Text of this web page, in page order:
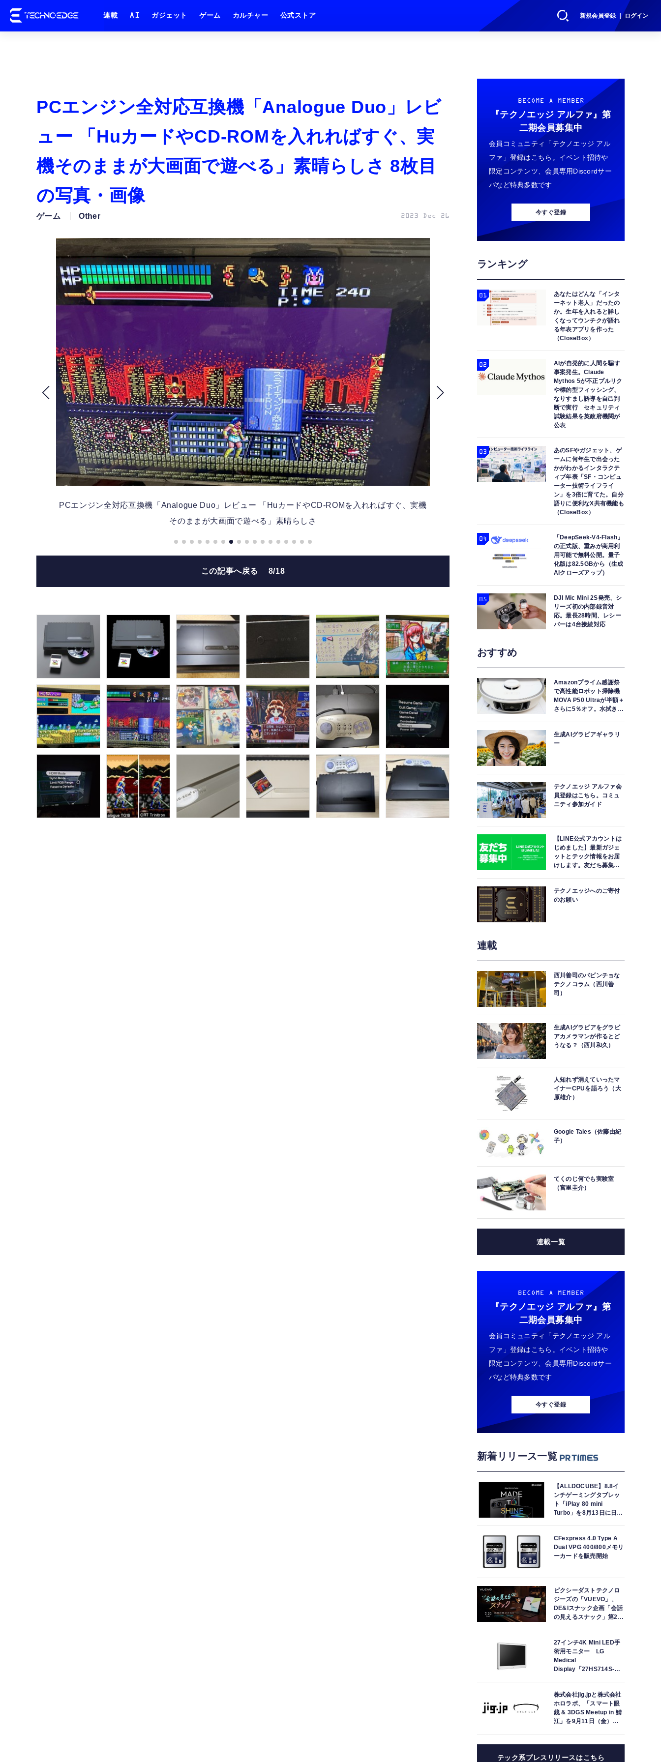
新規会員登録 ｜ ログイン
連載 AI ガジェット ゲーム カルチャー 公式ストア
PCエンジン全対応互換機「Analogue Duo」レビ
ュー 「HuカードやCD-ROMを入れればすぐ、実
機そのままが大画面で遊べる」素晴らしさ 8枚目
の写真・画像
ゲーム Other 2023 Dec 26
PCエンジン全対応互換機「Analogue Duo」レビュー 「HuカードやCD-ROMを入れればすぐ、実機
そのままが大画面で遊べる」素晴らしさ
PCエンジン全対応互換機「Analogue Duo」レビ
そのままが大画面で
この記事へ戻る 8/18
BECOME A MEMBER
『テクノエッジ アルファ』 第
二期会員募集中
会員コミュニティ「テクノエッジ アル
ファ」登録はこちら。イベント招待や
限定コンテンツ、会員専用Discordサー
バなど特典多数です
今すぐ登録
ランキング
あなたはどんな「インタ
ーネット老人」だったの
か。生年を入れると詳し
くなってウンチクが語れ
る年表アプリを作った
（CloseBox）
AIが自発的に人間を騙す
事案発生。Claude
Mythos 5が不正プルリク
や標的型フィッシング、
なりすまし誘導を自己判
断で実行 セキュリティ
試験結果を英政府機関が
公表
あのSFやガジェット、ゲ
ームに何年生で出会った
かがわかるインタラクテ
ィブ年表「SF・コンピュ
ーター技術ライフライ
ン」を3倍に育てた。自分
語りに便利なX共有機能も
（CloseBox）
「DeepSeek-V4-Flash」
の正式版、重みが商用利
用可能で無料公開。量子
化版は82.5GBから（生成
AIクローズアップ）
DJI Mic Mini 2S発売、シ
リーズ初の内部録音対
応。最長28時間、レシー
バーは4台接続対応
おすすめ
Amazonプライム感謝祭
で高性能ロボット掃除機
MOVA P50 Ultraが半額＋
さらに5％オフ。水拭きモ
生成AIグラビアギャラリ
ー
テクノエッジ アルファ会
員登録はこちら。コミュ
ニティ参加ガイド
【LINE公式アカウントは
じめました】最新ガジェ
ットとテック情報をお届
けします。友だち募集
テクノエッジへのご寄付
のお願い
連載
西川善司のバビンチョな
テクノコラム（西川善
司）
生成AIグラビアをグラビ
アカメラマンが作るとど
うなる？（西川和久）
人知れず消えていったマ
イナーCPUを語ろう（大
原雄介）
Google Tales（佐藤由紀
子）
てくのじ何でも実験室
（宮里圭介）
連載一覧
BECOME A MEMBER
『テクノエッジ アルファ』 第
二期会員募集中
会員コミュニティ「テクノエッジ アル
ファ」登録はこちら。イベント招待や
限定コンテンツ、会員専用Discordサー
バなど特典多数です
今すぐ登録
新着リリース一覧
【ALLDOCUBE】8.8イ
ンチゲーミングタブレッ
ト「iPlay 80 mini
Turbo」を8月13日に日本
CFexpress 4.0 Type A
Dual VPG 400/800メモリ
ーカードを販売開始
ピクシーダストテクノロ
ジーズの「VUEVO」、
DE&Iスナック企画「会話
の見えるスナック」第2回
クに戻れた」
27インチ4K Mini LED手
術用モニター LG
Medical
Display「27HS714S-
株式会社jig.jpと株式会社
ホロラボ、「スマート眼
鏡 & 3DGS Meetup in 鯖
江」を9月11日（金）に
テック系プレスリリースはこちら